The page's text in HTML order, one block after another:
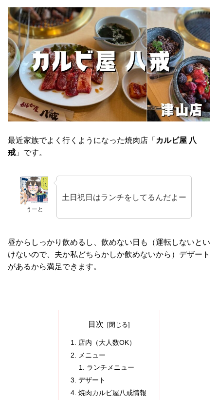
最近家族でよく行くようになった焼肉店「 カルビ屋 八
戒 」です。
うーと
土日祝日はランチをしてるんだよー
昼からしっかり飲めるし、飲めない日も（運転しないとい
けないので、夫か私どちらかしか飲めないから）デザート
があるから満足できます。
目次
店内（大人数OK）
メニュー
ランチメニュー
デザート
焼肉カルビ屋八戒情報